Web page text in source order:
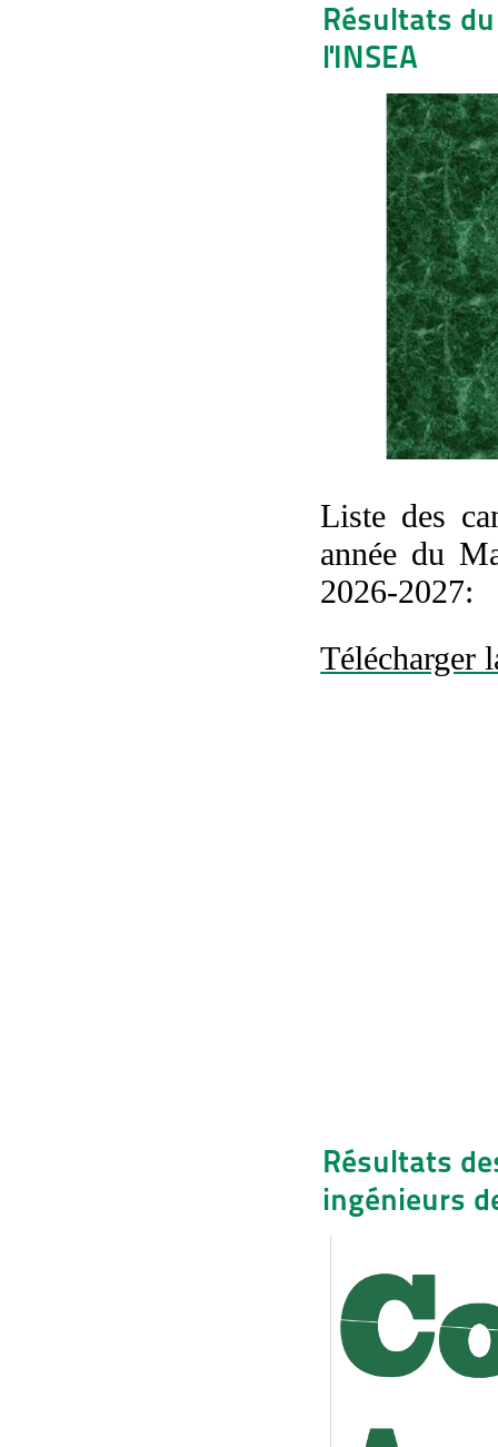
Résultats
l'INSEA
Liste des
année du
2026-2027:
Télécharger
Résultats
ingénieurs